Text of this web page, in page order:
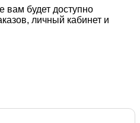
вам будет доступно
личный кабинет и